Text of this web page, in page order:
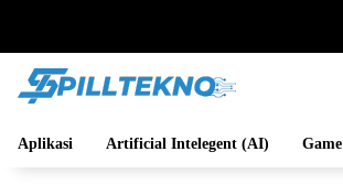
Aplikasi Artificial Intelegent (AI) Game